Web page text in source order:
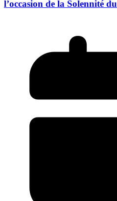
l’occasion de la Solennité